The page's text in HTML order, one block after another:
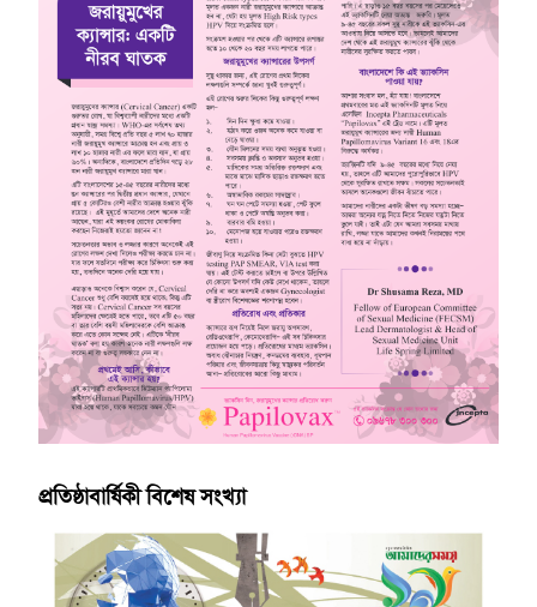
প্রতিষ্ঠাবার্ষিকী বিশেষ সংখ্যা